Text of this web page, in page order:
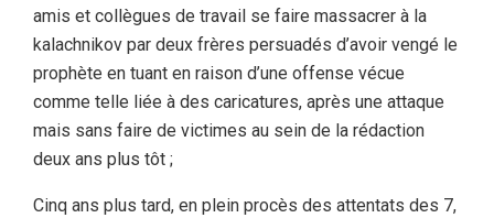
amis et collègues de travail se faire massacrer à la
kalachnikov par deux frères persuadés d’avoir vengé le
prophète en tuant en raison d’une offense vécue
comme telle liée à des caricatures, après une attaque
mais sans faire de victimes au sein de la rédaction
deux ans plus tôt ;
Cinq ans plus tard, en plein procès des attentats des 7,